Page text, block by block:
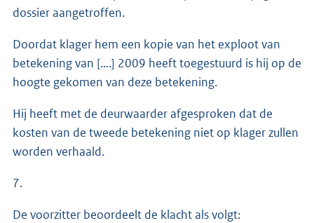
dossier aangetroffen.
Doordat klager hem een kopie van het exploot van
betekening van [….] 2009 heeft toegestuurd is hij op de
hoogte gekomen van deze betekening.
Hij heeft met de deurwaarder afgesproken dat de
kosten van de tweede betekening niet op klager zullen
worden verhaald.
7.
De voorzitter beoordeelt de klacht als volgt: